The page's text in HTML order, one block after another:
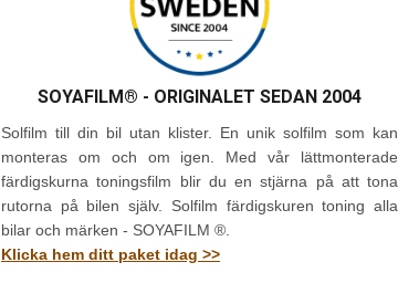
SOYAFILM® - ORIGINALET SEDAN 2004
Solfilm till din bil utan klister. En unik solfilm som kan
monteras om och om igen. Med vår lättmonterade
färdigskurna toningsfilm blir du en stjärna på att tona
rutorna på bilen själv. Solfilm färdigskuren toning alla
bilar och märken - SOYAFILM ®.
Klicka hem ditt paket idag >>